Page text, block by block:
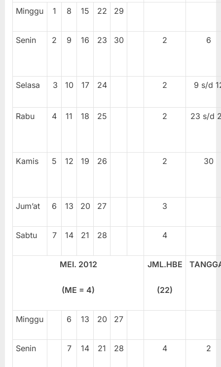
Minggu 1 8 15 22 29
Senin 2 9 16 23 30 2 6
Selasa 3 10 17 24 2 9 s/d
Rabu 4 11 18 25 2 23 s/d
Kamis 5 12 19 26 2 30
Jum’at 6 13 20 27 3
Sabtu 7 14 21 28 4
MEI. 2012
(ME = 4)
JML.HBE
(22)
Minggu 6 13 20 27
Senin 7 14 21 28 4 2